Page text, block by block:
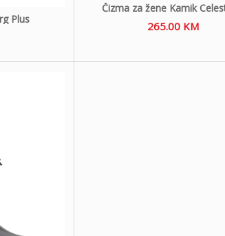
Plus
Čizma za žene Kamik
265.00 KM